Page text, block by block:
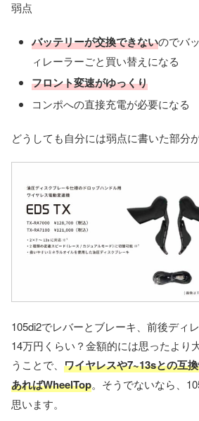
弱点
バッテリーが交換できないのでバ
ィレーラーごと買い替えになる
フロント変速がゆっくり
コンポへの直接充電が必要になる
どうしても自分には弱点に書いた部分
105di2でレバーとブレーキ、前後ディ
14万円くらい？金額的には思ったより
うことで、 ワイヤレスや7~13sとの互
あればWheelTop。そうでないなら、
思います。